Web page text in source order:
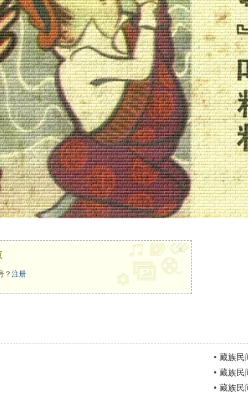
？注册
x
• 藏族民
• 藏族民
• 藏族民